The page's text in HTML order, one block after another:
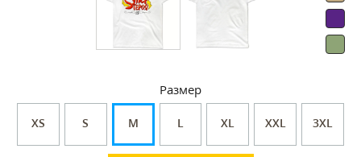
Размер
XS S M L XL XXL 3XL